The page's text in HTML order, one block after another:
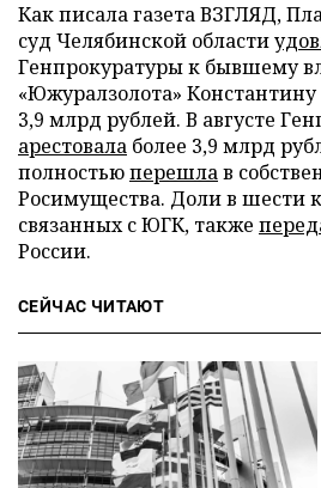
Как писала газета ВЗГЛЯД,
суд Челябинской области
Генпрокуратуры к бывшему
«Южуралзолота»
3,9 млрд рублей. В августе
арестовала более 3,9 млрд
полностьюперешлав
Росимущества. Доли в шести
связанных с ЮГК, также
России.
СЕЙЧАС ЧИТАЮТ